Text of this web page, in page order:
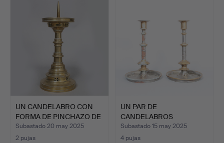
UN CANDELABRO CON
FORMA DE PINCHAZO DE
LAT…
Subastado 20 may 2025
2 pujas
UN PAR DE
CANDELABROS
VICTORIANOS DE
BRONC…
Subastado 15 may 2025
4 pujas